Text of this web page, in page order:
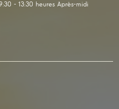
- 13:30 heures Après-midi